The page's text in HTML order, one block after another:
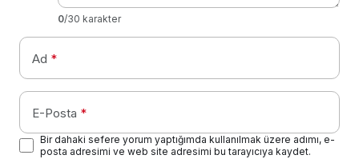
0/30 karakter
Ad *
E-Posta *
Bir dahaki sefere yorum yaptığımda kullanılmak üzere adımı, e-
posta adresimi ve web site adresimi bu tarayıcıya kaydet.